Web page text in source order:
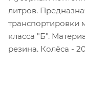
литров.
транспортировки
класса "Б".
резина. Колёса -